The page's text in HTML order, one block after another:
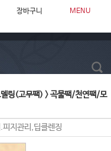
장바구니 MENU
링(고무팩) >곡물팩/천연팩/모
지관리,딥클렌징